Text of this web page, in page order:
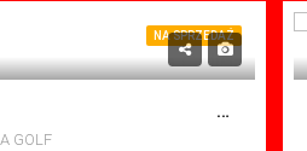
NA SPRZEDAŻ
NA SPRZEDAŻ VILLA W SERENA GOLF, LOS ALCAZARES Z BASENEM
GOLF